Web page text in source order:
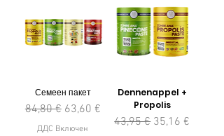
Семеен пакет
Редовна цена
84,80 € Продажна цена
63,60 €
ДДС Включен
Dennenappel +
Propolis
Редовна цена
43,95 € Продажна цена
35,16 €